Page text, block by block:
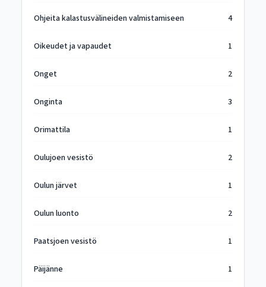
Ohjeita kalastusvälineiden valmistamiseen 4
Oikeudet ja vapaudet 1
Onget 2
Onginta 3
Orimattila 1
Oulujoen vesistö 2
Oulun järvet 1
Oulun luonto 2
Paatsjoen vesistö 1
Päijänne 1